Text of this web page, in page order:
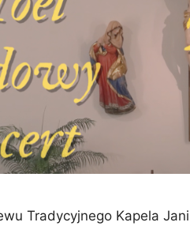
Tradycyjnego Kapela